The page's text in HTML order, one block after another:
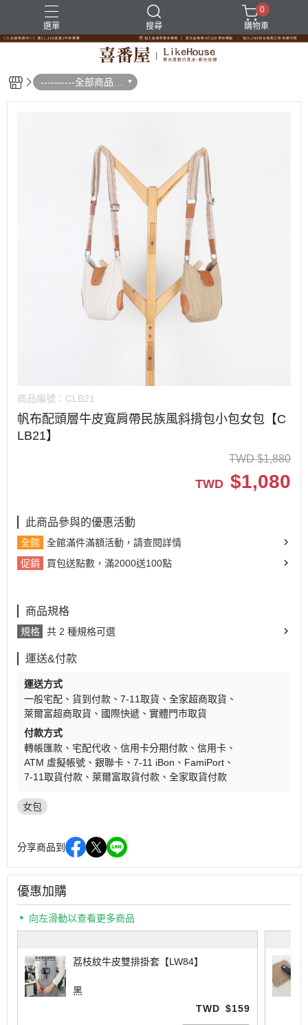
選單 搜尋
0
購物車
----------全部商品--
--------
商品編號： CLB21
帆布配頭層牛皮寬肩帶民族風斜揹包小包女包【C
LB21】
TWD $1,880
TWD $1,080
此商品參與的優惠活動
全館
全館滿件滿額活動，請查閱詳情
促銷
買包送點數，滿2000送100點
商品規格
規格 共 2 種規格可選
運送&付款
運送方式
一般宅配
貨到付款 7-11取貨
全家超商取貨
萊爾富超商取貨
國際快遞
實體門市取貨
付款方式
轉帳匯款
宅配代收 信用卡分期付款
信用卡
ATM 虛擬帳號
銀聯卡 7-11 iBon
FamiPort
7-11取貨付款
萊爾富取貨付款 全家取貨付款
女包
分享商品到
優惠加購
向左滑動以查看更多商品
荔枝紋牛皮雙排掛套【LW84】
黑
TWD $159